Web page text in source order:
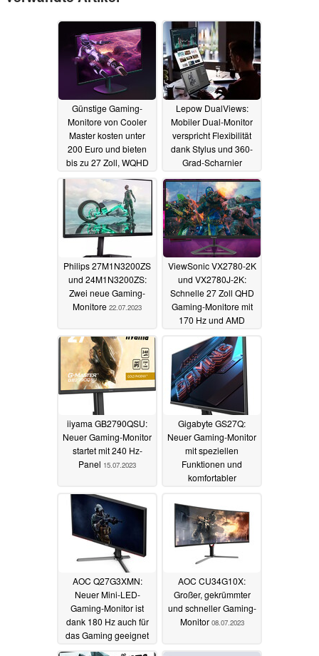
Günstige Gaming-
Monitore von Cooler
Master kosten unter
200 Euro und bieten
bis zu 27 Zoll, WQHD
und 100 Hz 24.07.2023
Lepow DualViews:
Mobiler Dual-Monitor
verspricht Flexibilität
dank Stylus und 360-
Grad-Scharnier
24.07.2023
Philips 27M1N3200ZS
und 24M1N3200ZS:
Zwei neue Gaming-
Monitore 22.07.2023
ViewSonic VX2780-2K
und VX2780J-2K:
Schnelle 27 Zoll QHD
Gaming-Monitore mit
170 Hz und AMD
FreeSync Premium
19.07.2023
iiyama GB2790QSU:
Neuer Gaming-Monitor
startet mit 240 Hz-
Panel 15.07.2023
Gigabyte GS27Q:
Neuer Gaming-Monitor
mit speziellen
Funktionen und
komfortabler
AOC Q27G3XMN:
Neuer Mini-LED-
Gaming-Monitor ist
dank 180 Hz auch für
das Gaming geeignet
12.07.2023
AOC CU34G10X:
Großer, gekrümmter
und schneller Gaming-
Monitor 08.07.2023